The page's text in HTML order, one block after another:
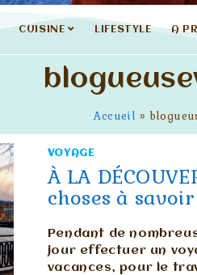
CUISINE LIFESTYLE A
Accueil »
VOYAGE
À LA
choses à
Pendant de
jour effectuer un
vacances, pour le